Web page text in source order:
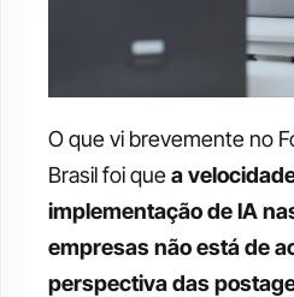
O que vi brevemente no
Brasil foi que a
implementação de IA
empresas não está de
perspectiva das